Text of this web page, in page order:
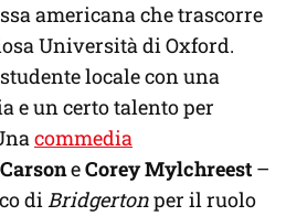
americana che trascorre
Università di Oxford.
locale con una
e un certo talento per
commedia
eCorey Mylchreest –
diBridgertonper il ruolo